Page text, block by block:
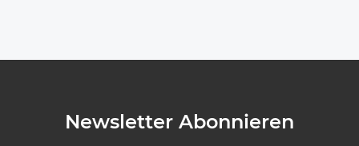
Newsletter Abonnieren